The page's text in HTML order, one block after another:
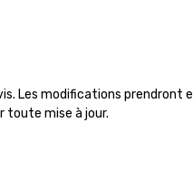
Les modifications
toute mise à jour.